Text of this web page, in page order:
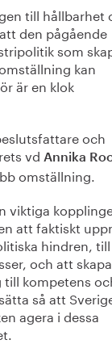
till hållbarhet
den pågående
som
kan
är en klok
och
vd Annika
omställning.
viktiga
att faktiskt
hindren, till
och att skapa
kompetens
så att
agera i dessa